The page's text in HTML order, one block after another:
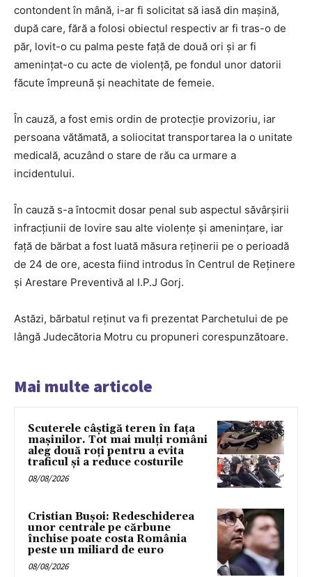
contondent în mână, i-ar fi solicitat să iasă din mașină,
după care, fără a folosi obiectul respectiv ar fi tras-o de
păr, lovit-o cu palma peste față de două ori și ar fi
amenințat-o cu acte de violență, pe fondul unor datorii
făcute împreună și neachitate de femeie.
În cauză, a fost emis ordin de protecție provizoriu, iar
persoana vătămată, a soliocitat transportarea la o unitate
medicală, acuzând o stare de rău ca urmare a
incidentului.
În cauză s-a întocmit dosar penal sub aspectul săvârşirii
infracţiunii de lovire sau alte violențe și amenințare, iar
față de bărbat a fost luată măsura reținerii pe o perioadă
de 24 de ore, acesta fiind introdus în Centrul de Reținere
și Arestare Preventivă al I.P.J Gorj.
Astăzi, bărbatul reținut va fi prezentat Parchetului de pe
lângă Judecătoria Motru cu propuneri corespunzătoare.
Mai multe articole
Scuterele câștigă teren în fața
mașinilor. Tot mai mulți români
aleg două roți pentru a evita
traficul și a reduce costurile
08/08/2026
Cristian Bușoi: Redeschiderea
unor centrale pe cărbune
închise poate costa România
peste un miliard de euro
08/08/2026